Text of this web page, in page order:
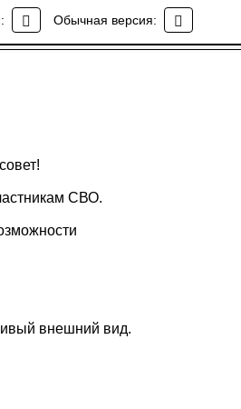
Обычная версия:
СВО.
внешний вид.